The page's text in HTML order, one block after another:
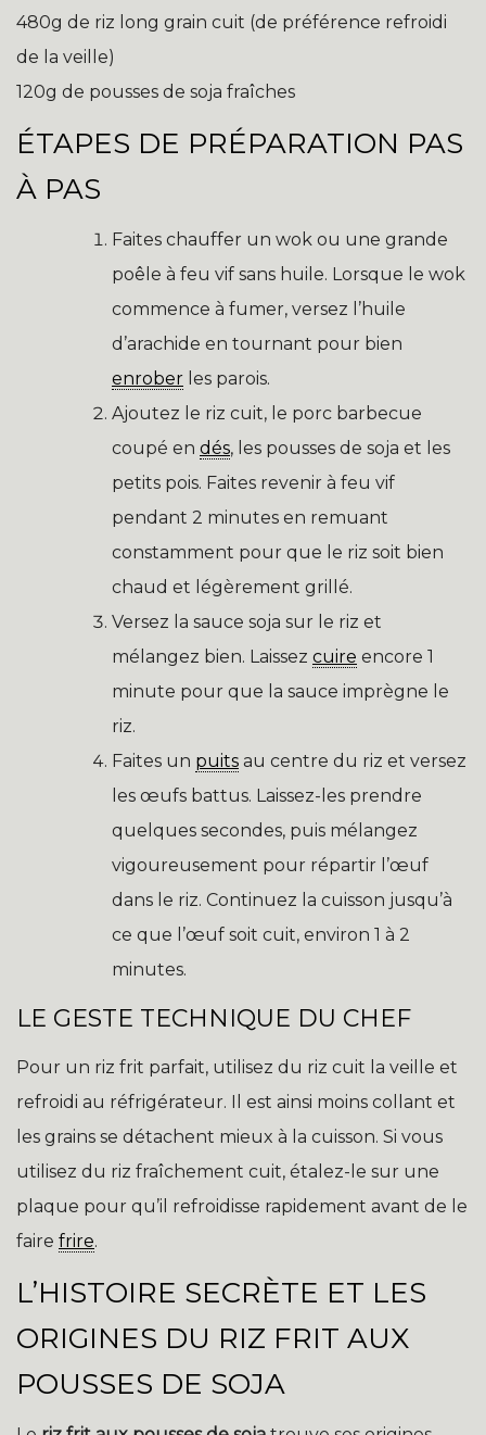
480g de riz long grain cuit (de préférence refroidi
de la veille)
120g de pousses de soja fraîches
ÉTAPES DE PRÉPARATION PAS
À PAS
Faites chauffer un wok ou une grande
poêle à feu vif sans huile. Lorsque le wok
commence à fumer, versez l’huile
d’arachide en tournant pour bien
enrober les parois.
Ajoutez le riz cuit, le porc barbecue
coupé en dés, les pousses de soja et les
petits pois. Faites revenir à feu vif
pendant 2 minutes en remuant
constamment pour que le riz soit bien
chaud et légèrement grillé.
Versez la sauce soja sur le riz et
mélangez bien. Laissez cuire encore 1
minute pour que la sauce imprègne le
riz.
Faites un puits au centre du riz et versez
les œufs battus. Laissez-les prendre
quelques secondes, puis mélangez
vigoureusement pour répartir l’œuf
dans le riz. Continuez la cuisson jusqu’à
ce que l’œuf soit cuit, environ 1 à 2
minutes.
LE GESTE TECHNIQUE DU CHEF
Pour un riz frit parfait, utilisez du riz cuit la veille et
refroidi au réfrigérateur. Il est ainsi moins collant et
les grains se détachent mieux à la cuisson. Si vous
utilisez du riz fraîchement cuit, étalez-le sur une
plaque pour qu’il refroidisse rapidement avant de le
faire frire.
L’HISTOIRE SECRÈTE ET LES
ORIGINES DU RIZ FRIT AUX
POUSSES DE SOJA